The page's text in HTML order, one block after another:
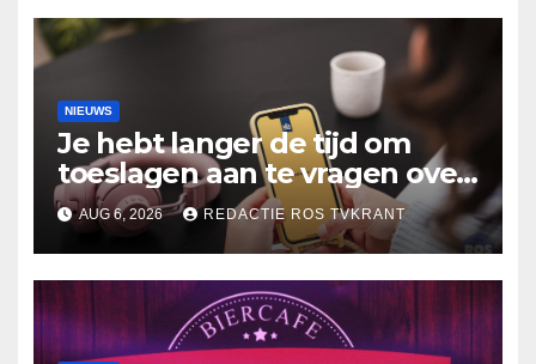
NIEUWS
Je hebt langer de tijd om
toeslagen aan te vragen over
2025
AUG 6, 2026 REDACTIE ROS TVKRANT